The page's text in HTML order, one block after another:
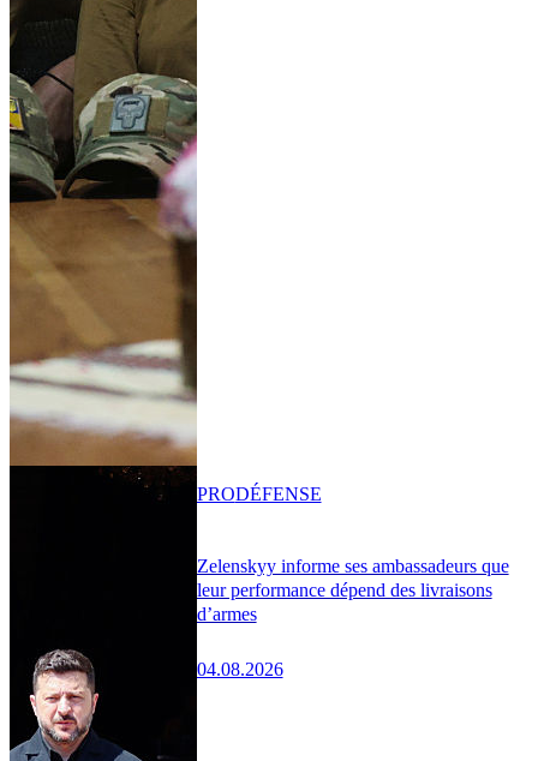
Zelenskyy informe ses ambassadeurs que
leur performance dépend des livraisons
d’armes
04.08.2026
PRODÉFENSE